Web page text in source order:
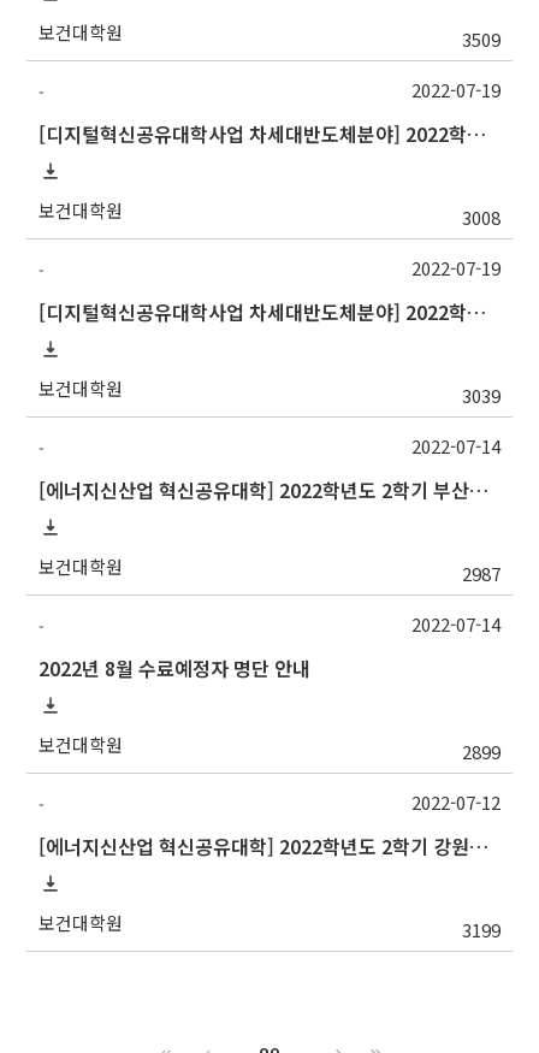
보건대학원 3509
-
[디지털혁신공유대학사업 차세대반도체분야] 2022학년도 2학기 강원대학교 교류 수학 안내
보건대학원 3008
2022-07-19
-
[디지털혁신공유대학사업 차세대반도체분야] 2022학년도 2학기 중앙대학교 정규 교류 수학 안내
보건대학원 3039
2022-07-19
-
[에너지신산업 혁신공유대학] 2022학년도 2학기 부산대학교 교류 수학 안내
보건대학원 2987
2022-07-14
-
2022년 8월 수료예정자 명단 안내
보건대학원 2899
2022-07-14
-
[에너지신산업 혁신공유대학] 2022학년도 2학기 강원대학교 교류 수학 안내
보건대학원 3199
2022-07-12